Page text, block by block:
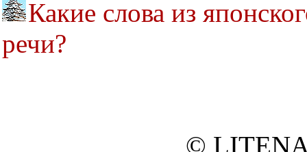
Какие слова из
речи?
©